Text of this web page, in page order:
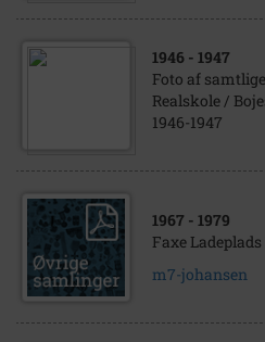
1946 - 1947
Foto af
Realskole /
1946-1947
1967 - 1979
Faxe
m7-johansen